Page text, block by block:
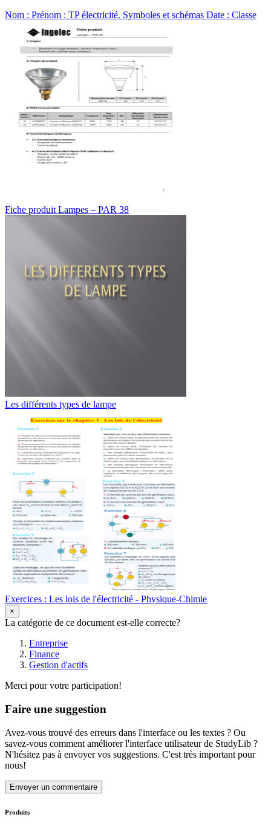
Nom : Prénom : TP électricité. Symboles et schémas Date : Classe
Fiche produit Lampes – PAR 38
Les différents types de lampe
Exercices : Les lois de l'électricité - Physique-Chimie
×
La catégorie de ce document est-elle correcte?
Entreprise
Finance
Gestion d'actifs
Merci pour votre participation!
Faire une suggestion
Avez-vous trouvé des erreurs dans l'interface ou les textes ? Ou
savez-vous comment améliorer l'interface utilisateur de StudyLib ?
N'hésitez pas à envoyer vos suggestions. C'est très important pour
nous!
Envoyer un commentaire
Produits